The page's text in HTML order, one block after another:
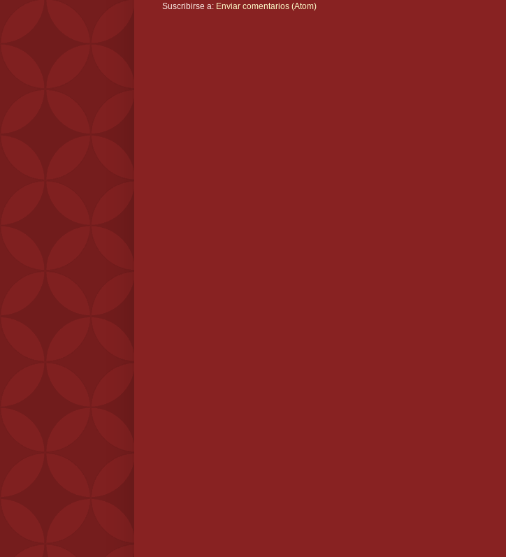
Suscribirse a: Enviar comentarios (Atom)